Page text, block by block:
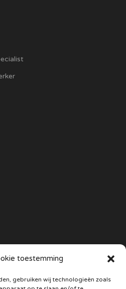
toestemming
gebruiken wij technologieën zoals